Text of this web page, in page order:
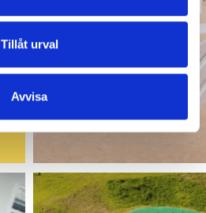
Tillåt urval
Avvisa